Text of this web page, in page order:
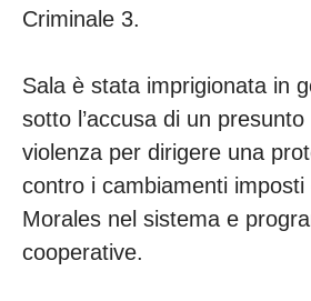
Criminale 3.
Sala è stata imprigionata in
sotto l’accusa di un
violenza per dirigere una
contro i cambiamenti
Morales nel sistema e
cooperative.